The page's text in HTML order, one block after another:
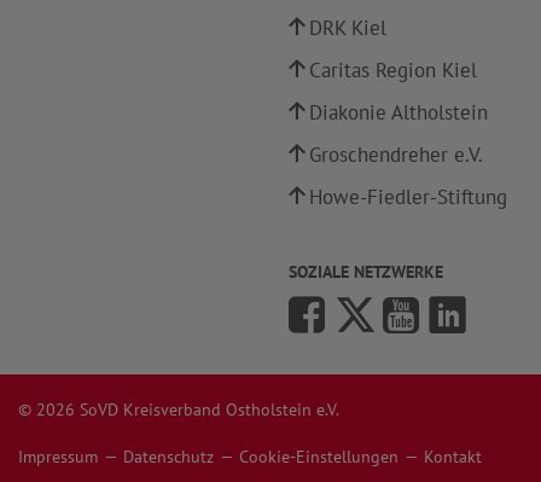
DRK Kiel
Caritas Region Kiel
Diakonie Altholstein
Groschendreher e.V.
Howe-Fiedler-Stiftung
SOZIALE NETZWERKE
© 2026 SoVD Kreisverband Ostholstein e.V.
Impressum Datenschutz Cookie-Einstellungen Kontakt